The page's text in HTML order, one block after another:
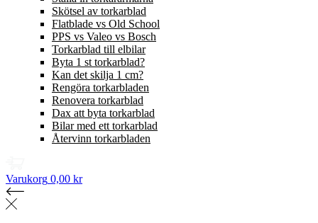
Skötsel av torkarblad
Flatblade vs Old School
PPS vs Valeo vs Bosch
Torkarblad till elbilar
Byta 1 st torkarblad?
Kan det skilja 1 cm?
Rengöra torkarbladen
Renovera torkarblad
Dax att byta torkarblad
Bilar med ett torkarblad
Återvinn torkarbladen
Varukorg 0,00 kr